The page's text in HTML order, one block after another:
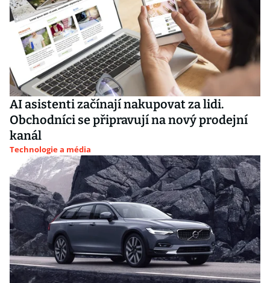
AI asistenti začínají nakupovat za lidi.
Obchodníci se připravují na nový prodejní
kanál
Technologie a média